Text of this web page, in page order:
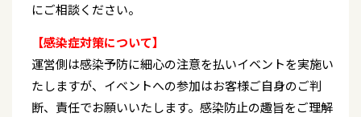
にご相談ください。
【感染症対策について】
運営側は感染予防に細心の注意を払いイベントを実施い
たしますが、イベントへの参加はお客様ご自身のご判
断、責任でお願いいたします。感染防止の趣旨をご理解